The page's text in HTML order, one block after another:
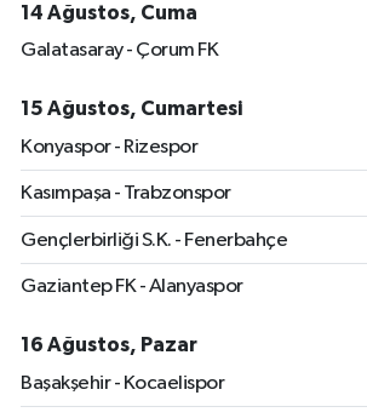
14 Ağustos, Cuma
Galatasaray - Çorum FK
15 Ağustos, Cumartesi
Konyaspor - Rizespor
Kasımpaşa - Trabzonspor
Gençlerbirliği S.K. - Fenerbahçe
Gaziantep FK - Alanyaspor
16 Ağustos, Pazar
Başakşehir - Kocaelispor